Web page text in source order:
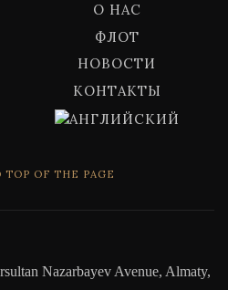
О НАС
ФЛОТ
НОВОСТИ
КОНТАКТЫ
TOP OF THE PAGE
Nazarbayev Avenue, Almaty,